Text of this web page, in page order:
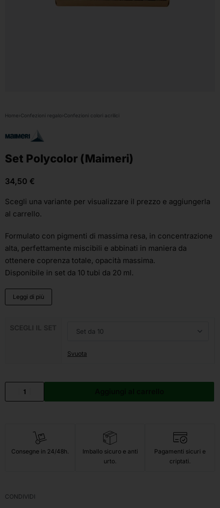
Home›Confezioni regalo›Confezioni colori acrilici
Set Polycolor (Maimeri)
34,50 €
Scegli una variante per visualizzare il prezzo e aggiungerla
al carrello.
Formulato con pigmenti di massima resa, in concentrazione
alta, perfettamente miscibili e abbinati in maniera da
ottenere coprenza totale, opacità massima.
Disponibile in set da 10 tubi da 20 ml.
Leggi di più
SCEGLI IL SET
Svuota
Consegne in 24/48h.
Imballo sicuro e anti
urto.
Pagamenti sicuri e
criptati.
CONDIVIDI